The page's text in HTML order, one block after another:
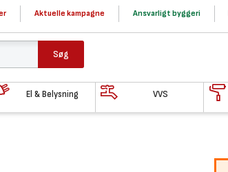
Aktuelle kampagne Ansvarligt byggeri
Søg
El & Belysning VVS